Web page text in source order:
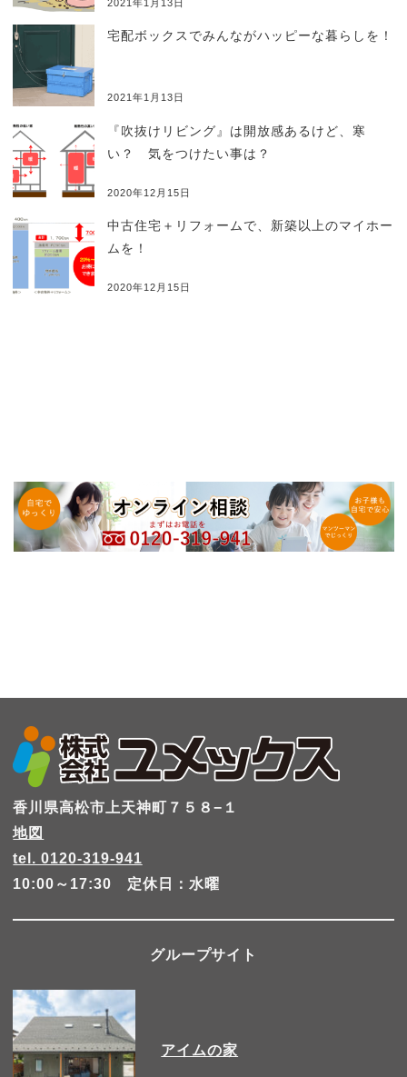
2021年1月13日
宅配ボックスでみんながハッピーな暮らしを！
2021年1月13日
『吹抜けリビング』は開放感あるけど、寒
い？ 気をつけたい事は？
2020年12月15日
中古住宅＋リフォームで、新築以上のマイホー
ムを！
2020年12月15日
香川県高松市上天神町７５８−１
地図
tel. 0120-319-941
10:00～17:30 定休日：水曜
グループサイト
アイムの家